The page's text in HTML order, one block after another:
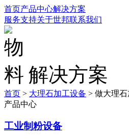
首页产品中心解决方案
服务支持关于世邦联系我们
解决方案
首页 > 大理石加工设备 > 做大理
产品中心
工业制粉设备